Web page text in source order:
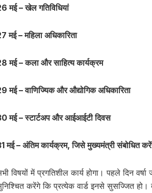
मई – खेल गतिविधियां
मई – महिला अधिकारिता
मई – कला और साहित्य कार्यक्रम
मई – वाणिज्यिक और औद्योगिक अधिकारिता
मई – स्टार्टअप और आईआईटी दिवस
मई – अंतिम कार्यक्रम, जिसे मुख्यमंत्री संबोधित
विषयों में प्रगतिशील कार्य होगा। पहले दिन
करेंगे कि प्रत्येक वार्ड इनसे सुसज्जित हो।